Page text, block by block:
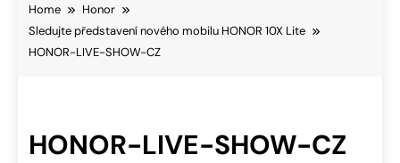
Home
Honor
Sledujte představení nového mobilu HONOR 10X Lite
HONOR-LIVE-SHOW-CZ
HONOR-LIVE-SHOW-CZ